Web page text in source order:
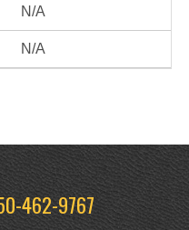
N/A
N/A
462-9767